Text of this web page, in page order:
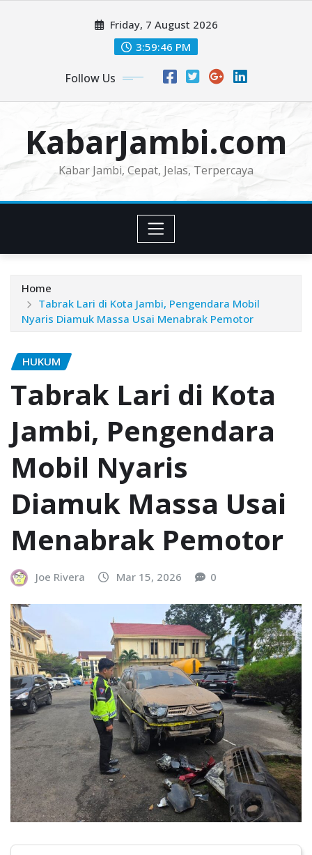
Friday, 7 August 2026
3:59:49 PM
Follow Us
KabarJambi.com
Kabar Jambi, Cepat, Jelas, Terpercaya
Home
Tabrak Lari di Kota Jambi, Pengendara Mobil
Nyaris Diamuk Massa Usai Menabrak Pemotor
HUKUM
Tabrak Lari di Kota
Jambi, Pengendara
Mobil Nyaris
Diamuk Massa Usai
Menabrak Pemotor
Joe Rivera Mar 15, 2026 0